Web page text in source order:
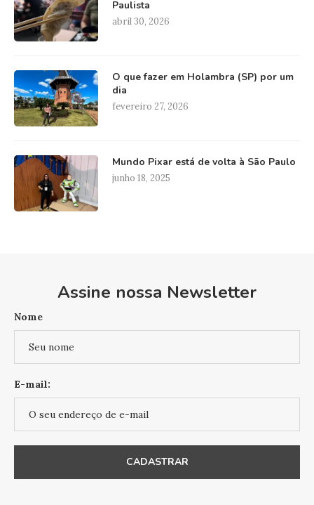
Paulista
abril 30, 2026
O que fazer em Holambra (SP) por um
dia
fevereiro 27, 2026
Mundo Pixar está de volta à São Paulo
junho 18, 2025
Assine nossa Newsletter
Nome
E-mail: